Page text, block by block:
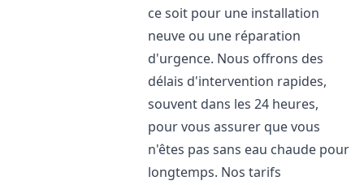
ce soit pour une installation
neuve ou une réparation
d'urgence. Nous offrons des
délais d'intervention rapides,
souvent dans les 24 heures,
pour vous assurer que vous
n'êtes pas sans eau chaude pour
longtemps. Nos tarifs